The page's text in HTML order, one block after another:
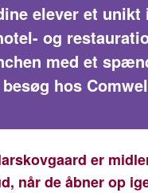
elever et unikt
og
med et
besøg hos
er
når de åbner op